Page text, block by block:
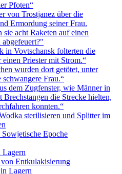
Pfoten“
von Trostjanez über die
Ermordung seiner Frau.
sie acht Raketen auf einen
in Vovtschansk folterten die
einen Priester mit Strom.“
wurden dort getötet, unter
schwangere Frau.“
dem Zugfenster, wie Männer in
Brechstangen die Strecke hielten,
konnten.“
sterilisieren und Splitter im
Epoche
Lagern
Entkulakisierung
Lagern